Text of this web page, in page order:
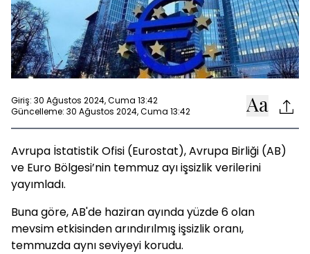
Giriş: 30 Ağustos 2024, Cuma 13:42
Güncelleme: 30 Ağustos 2024, Cuma 13:42
Avrupa İstatistik Ofisi (Eurostat), Avrupa Birliği (AB)
ve Euro Bölgesi’nin temmuz ayı işsizlik verilerini
yayımladı.
Buna göre, AB'de haziran ayında yüzde 6 olan
mevsim etkisinden arındırılmış işsizlik oranı,
temmuzda aynı seviyeyi korudu.